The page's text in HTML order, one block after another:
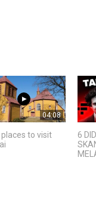
04:08
places to visit
6